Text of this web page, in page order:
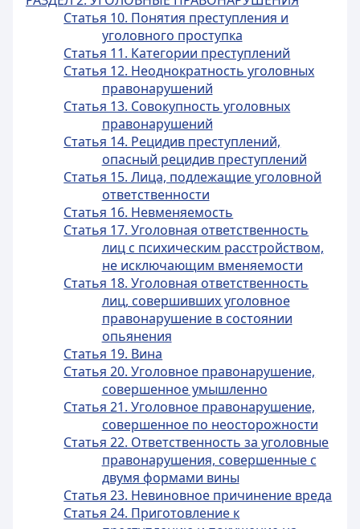
Статья 10. Понятия преступления и
уголовного проступка
Статья 11. Категории преступлений
Статья 12. Неоднократность уголовных
правонарушений
Статья 13. Совокупность уголовных
правонарушений
Статья 14. Рецидив преступлений,
опасный рецидив преступлений
Статья 15. Лица, подлежащие уголовной
ответственности
Статья 16. Невменяемость
Статья 17. Уголовная ответственность
лиц с психическим расстройством,
не исключающим вменяемости
Статья 18. Уголовная ответственность
лиц, совершивших уголовное
правонарушение в состоянии
опьянения
Статья 19. Вина
Статья 20. Уголовное правонарушение,
совершенное умышленно
Статья 21. Уголовное правонарушение,
совершенное по неосторожности
Статья 22. Ответственность за уголовные
правонарушения, совершенные с
двумя формами вины
Статья 23. Невиновное причинение вреда
Статья 24. Приготовление к